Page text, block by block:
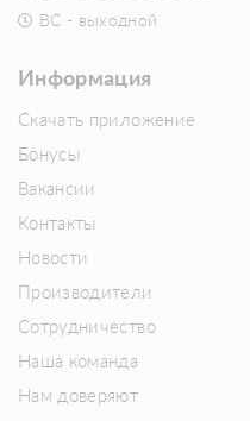
ВС - выходной
Информация
Скачать приложение
Бонусы
Вакансии
Контакты
Новости
Производители
Сотрудничество
Наша команда
Нам доверяют